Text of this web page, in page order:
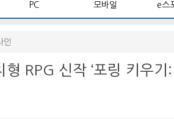
PC 모바일 e스
인
형 RPG 신작 ‘포링 키우기